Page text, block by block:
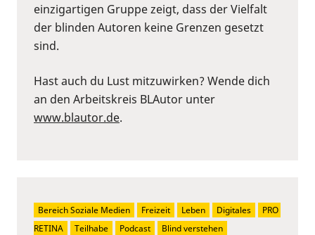
einzigartigen Gruppe zeigt, dass der Vielfalt
der blinden Autoren keine Grenzen gesetzt
sind.
Hast auch du Lust mitzuwirken? Wende dich
an den Arbeitskreis BLAutor unter
www.blautor.de.
Bereich Soziale Medien Freizeit Leben Digitales
PRO
RETINA
Teilhabe Podcast Blind verstehen